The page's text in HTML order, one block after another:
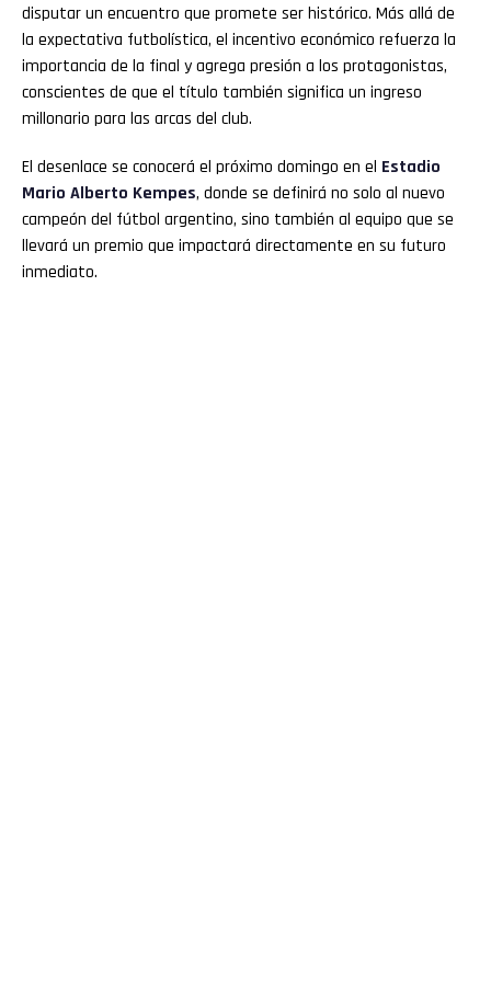
disputar un encuentro que promete ser histórico. Más allá de
la expectativa futbolística, el incentivo económico refuerza la
importancia de la final y agrega presión a los protagonistas,
conscientes de que el título también significa un ingreso
millonario para las arcas del club.
El desenlace se conocerá el próximo domingo en el Estadio
Mario Alberto Kempes, donde se definirá no solo al nuevo
campeón del fútbol argentino, sino también al equipo que se
llevará un premio que impactará directamente en su futuro
inmediato.